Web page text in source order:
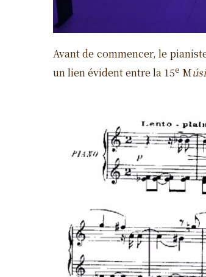
Avant de commencer, le
un lien évident entre la 15e M